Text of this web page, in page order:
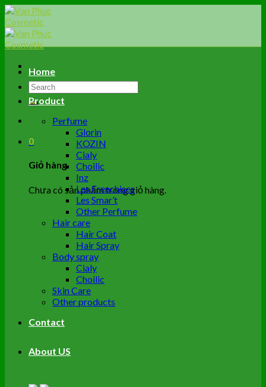
Skip
to
content
Tìm
kiếm:
0
Giỏ hàng
Chưa có sản phẩm trong giỏ hàng.
Home
Product
Perfume
Glorin
KOZIN
Cialy
Choilic
Inz
Les Frenchises
Les Smar’t
Other Perfume
Hair care
Hair Coat
Hair Spray
Body spray
Cialy
Choilic
Skin Care
Other products
Contact
About US